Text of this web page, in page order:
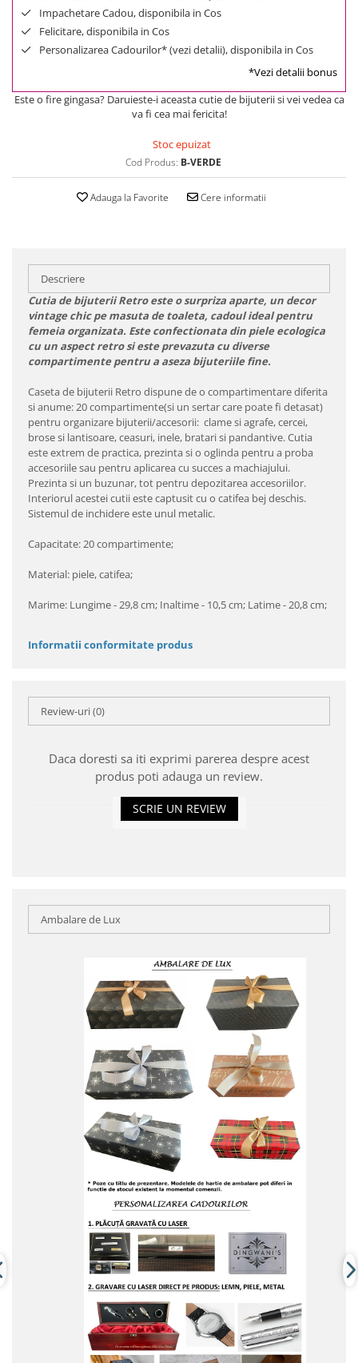
Impachetare Cadou, disponibila in Cos
Felicitare, disponibila in Cos
Personalizarea Cadourilor* (vezi detalii), disponibila in Cos
*Vezi detalii bonus
Este o fire gingasa? Daruieste-i aceasta cutie de bijuterii si vei vedea ca
va fi cea mai fericita!
Stoc epuizat
Cod Produs: B-VERDE
Adauga la Favorite Cere informatii
Descriere
Cutia de bijuterii Retro este o surpriza aparte, un decor
vintage chic pe masuta de toaleta, cadoul ideal pentru
femeia organizata. Este confectionata din piele ecologica
cu un aspect retro si este prevazuta cu diverse
compartimente pentru a aseza bijuteriile fine.
Caseta de bijuterii Retro dispune de o compartimentare diferita
si anume: 20 compartimente(si un sertar care poate fi detasat)
pentru organizare bijuterii/accesorii: clame si agrafe, cercei,
brose si lantisoare, ceasuri, inele, bratari si pandantive. Cutia
este extrem de practica, prezinta si o oglinda pentru a proba
accesoriile sau pentru aplicarea cu succes a machiajului.
Prezinta si un buzunar, tot pentru depozitarea accesoriilor.
Interiorul acestei cutii este captusit cu o catifea bej deschis.
Sistemul de inchidere este unul metalic.
Capacitate: 20 compartimente;
Material: piele, catifea;
Marime: Lungime - 29,8 cm; Inaltime - 10,5 cm; Latime - 20,8 cm;
Informatii conformitate produs
Review-uri(0)
Daca doresti sa iti exprimi parerea despre acest
produs poti adauga un review.
SCRIE UN REVIEW
Ambalare de Lux